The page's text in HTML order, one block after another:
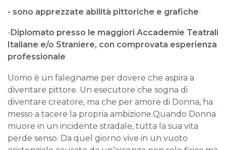
- sono apprezzate abilità pittoriche e grafiche
- Diplomato presso le maggiori Accademie Teatrali
Italiane e/o Straniere, con comprovata esperienza
professionale
Uomo è un falegname per dovere che aspira a
diventare pittore. Un esecutore che sogna di
diventare creatore, ma che per amore di Donna, ha
messo a tacere la propria ambizione.Quando Donna
muore in un incidente stradale, tutta la sua vita
perde senso. Da quel giorno vive in un vuoto